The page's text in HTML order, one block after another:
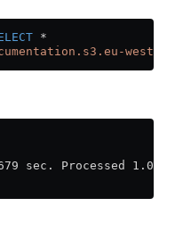
*
west-
sec. Processed